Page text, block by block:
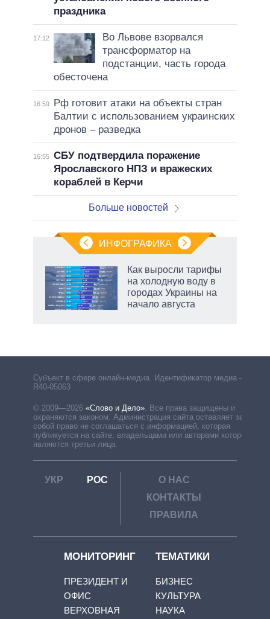
праздника
17:12
Во Львове взорвался
трансформатор на
подстанции, часть города
обесточена
16:59
Рф готовит атаки на объекты стран
Балтии с использованием украинских
дронов – разведка
16:55 СБУ подтвердила поражение
Ярославского НПЗ и вражеских
кораблей в Керчи
Больше новостей
ИНФОГРАФИКА
Как выросли тарифы
на холодную воду в
городах Украины на
начало августа
Субъект в сфере онлайн-медиа. Идентификатор медиа –
R40-05063
© 2009—2026 «Слово и Дело» Все права защищены и
охраняются законом. Администрация сайта оставляет за
собой право не соглашаться с информацией, которая
публикуется на сайте, владельцами или авторами которой
являются третьи лица.
УКР РОС
О НАС
КОНТАКТЫ
ПРАВИЛА
МОНИТОРИНГ
ПРЕЗИДЕНТ И
ОФИС
ВЕРХОВНАЯ
ТЕМАТИКИ
БИЗНЕС
КУЛЬТУРА
НАУКА